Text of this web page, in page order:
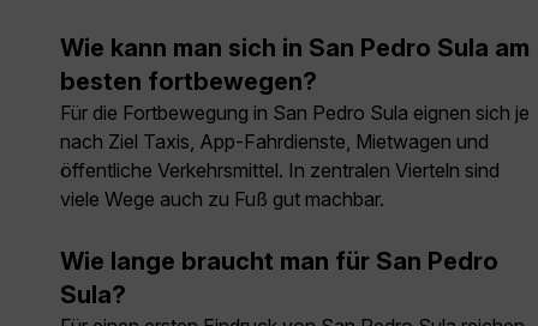
Wie kann man sich in San Pedro Sula am
besten fortbewegen?
Für die Fortbewegung in San Pedro Sula eignen sich je
nach Ziel Taxis, App-Fahrdienste, Mietwagen und
öffentliche Verkehrsmittel. In zentralen Vierteln sind
viele Wege auch zu Fuß gut machbar.
Wie lange braucht man für San Pedro
Sula?